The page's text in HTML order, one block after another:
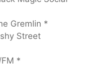
Gremlin *
Street
*